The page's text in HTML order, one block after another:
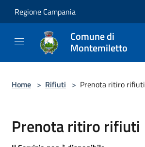
Regione Campania
Comune di
Montemiletto
Home > Rifiuti > Prenota ritiro rifiuti
Prenota ritiro rifiuti